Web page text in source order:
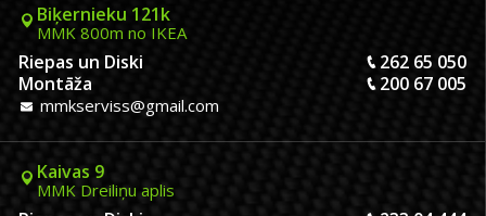
Biķernieku 121k
MMK 800m no IKEA
Riepas un Diski
262 65 050
Montāža
200 67 005
mmkserviss@gmail.com
Kaivas 9
MMK Dreiliņu aplis